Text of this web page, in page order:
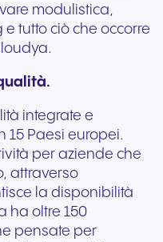
modulistica,
tutto ciò che occorre
integrate e
15 Paesi europei.
per aziende che
attraverso
la disponibilità
ha oltre 150
pensate per